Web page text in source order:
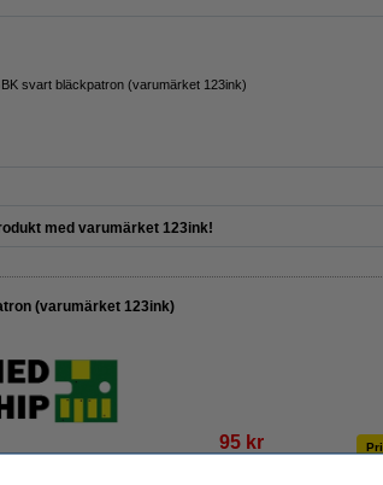
svart bläckpatron (varumärket 123ink)
med varumärket 123ink!
(varumärket 123ink)
95 kr